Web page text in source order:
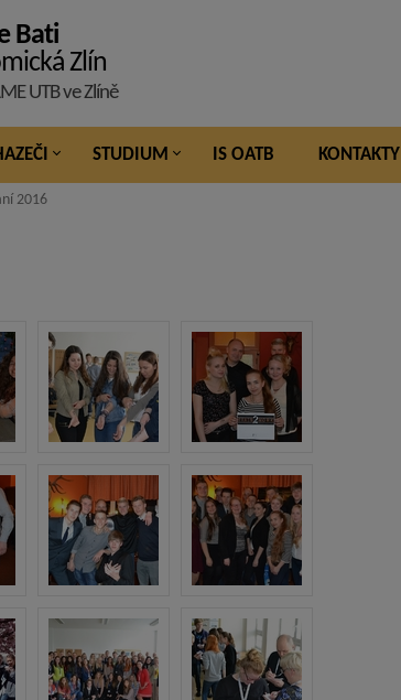
Bati
Zlín
UTB ve Zlíně
STUDIUM IS OATB KONTAKTY
2016